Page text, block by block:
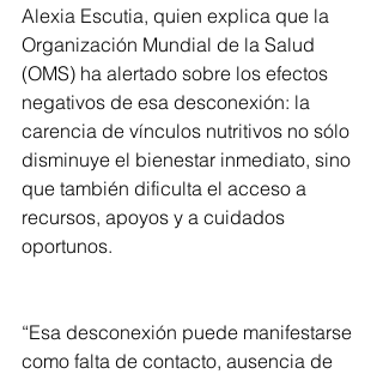
Alexia Escutia, quien explica que la
Organización Mundial de la Salud
(OMS) ha alertado sobre los efectos
negativos de esa desconexión: la
carencia de vínculos nutritivos no sólo
disminuye el bienestar inmediato, sino
que también dificulta el acceso a
recursos, apoyos y a cuidados
oportunos.
“Esa desconexión puede manifestarse
como falta de contacto, ausencia de